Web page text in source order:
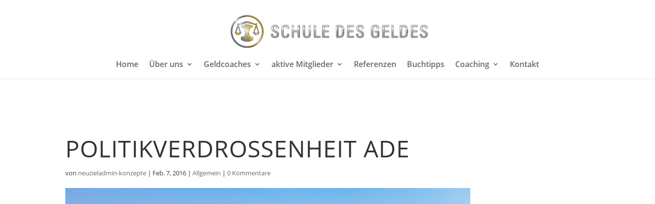
Home Über uns Geldcoaches aktive Mitglieder Referenzen Buchtipps Coaching Kontakt
POLITIKVERDROSSENHEIT ADE
von neuzieladmin-konzepte | Feb. 7, 2016 |Allgemein |0 Kommentare